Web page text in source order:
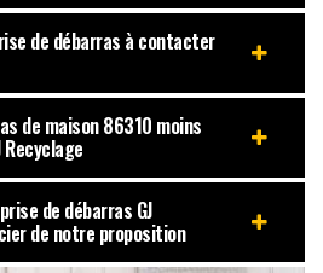
de débarras à contacter
de maison 86310 moins
de débarras GJ
de notre proposition